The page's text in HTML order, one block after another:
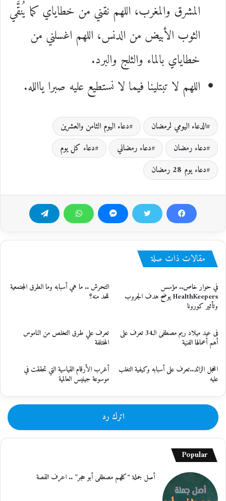
المشرق والمغرب، اللهم نقني من خطاياي كما يُنقَّي
الثوب الأبيض من الدنس، اللهم اغسلني من
خطاياي بالماء والثلج والبرد.
اللهم لا تبتلينا فيما لا نستطيع عليه صبرا ياالله.
الدعاء اليومي لرمضان
دعاء اليوم الثامن والعشرين
دعاء رمضان
دعاء رمضاني
دعاء كل يوم
دعاء يوم 28 رمضان
مقالات ذات صلة
في حوار خاص.. مؤسس
HealthKeepers يوضح هدف الجروب
وتأثير كورونا
التحرش .. ما هي أسبابه وما الطرق المجتمعية
للحد منه؟
فى عيد ميلاد ريم مصطفى الـ34 تعرف على
أهم أعمالها الفنية
تعرف علي طرق التخلص من الناموس
المختلفة
الخجل الزائد..تعرف على أسبابه وكيفية التغلب
عليه
أغرب الأرقام القياسية التي تحققت في
موسوعة جينيس العالمية
اترك رد
Popular
أصل جملة “كلهم مصطفى أبو حجر” .. اعرف القصة